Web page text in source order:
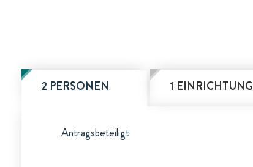
2 PERSONEN 1 EINRICHTUNG
Antragsbeteiligt